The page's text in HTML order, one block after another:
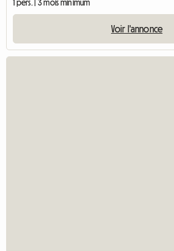
1 pers. | 3 mois minimum
Voir l'annonce